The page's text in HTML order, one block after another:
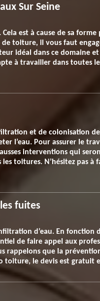
Sur Seine
est à cause de sa
toiture, il vous faut
idéal dans ce domaine
à travailler dans toutes
et de colonisation
l’eau. Pour assurer le
interventions qui
toitures. N’hésitez pas à
fuites
d’eau. En fonction
de faire appel aux
rappelons que la
toiture, le devis est gratuit